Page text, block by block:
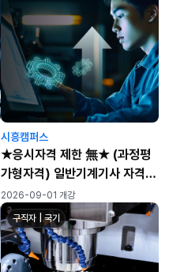
시흥캠퍼스
★응시자격 제한 無★ (과정평
가형자격) 일반기계기사 자격증
취득 과정(오토캐드, 2D/3D 기
계요소&시스템설계), ※ 자격증
취득→기계설비유지관리자 초
급 선임
2026-09-01 개강
구직자 | 국기